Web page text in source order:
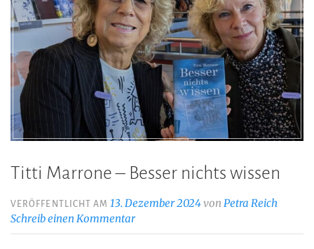
Titti Marrone – Besser nichts wissen
VERÖFFENTLICHT AM13. Dezember 2024vonPetra Reich
Schreib einen Kommentar